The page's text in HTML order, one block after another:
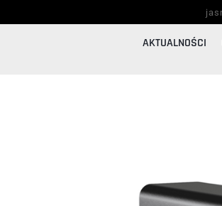
AKTUALNOŚCI